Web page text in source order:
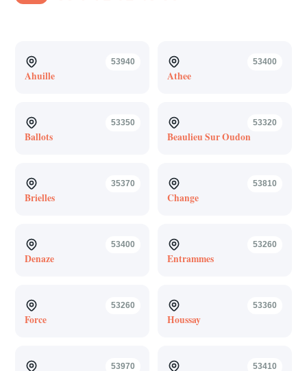
53940
Ahuille
53400
Athee
53350
Ballots
53320
Beaulieu Sur Oudon
35370
Brielles
53810
Change
53400
Denaze
53260
Entrammes
53260
Force
53360
Houssay
53970 53410